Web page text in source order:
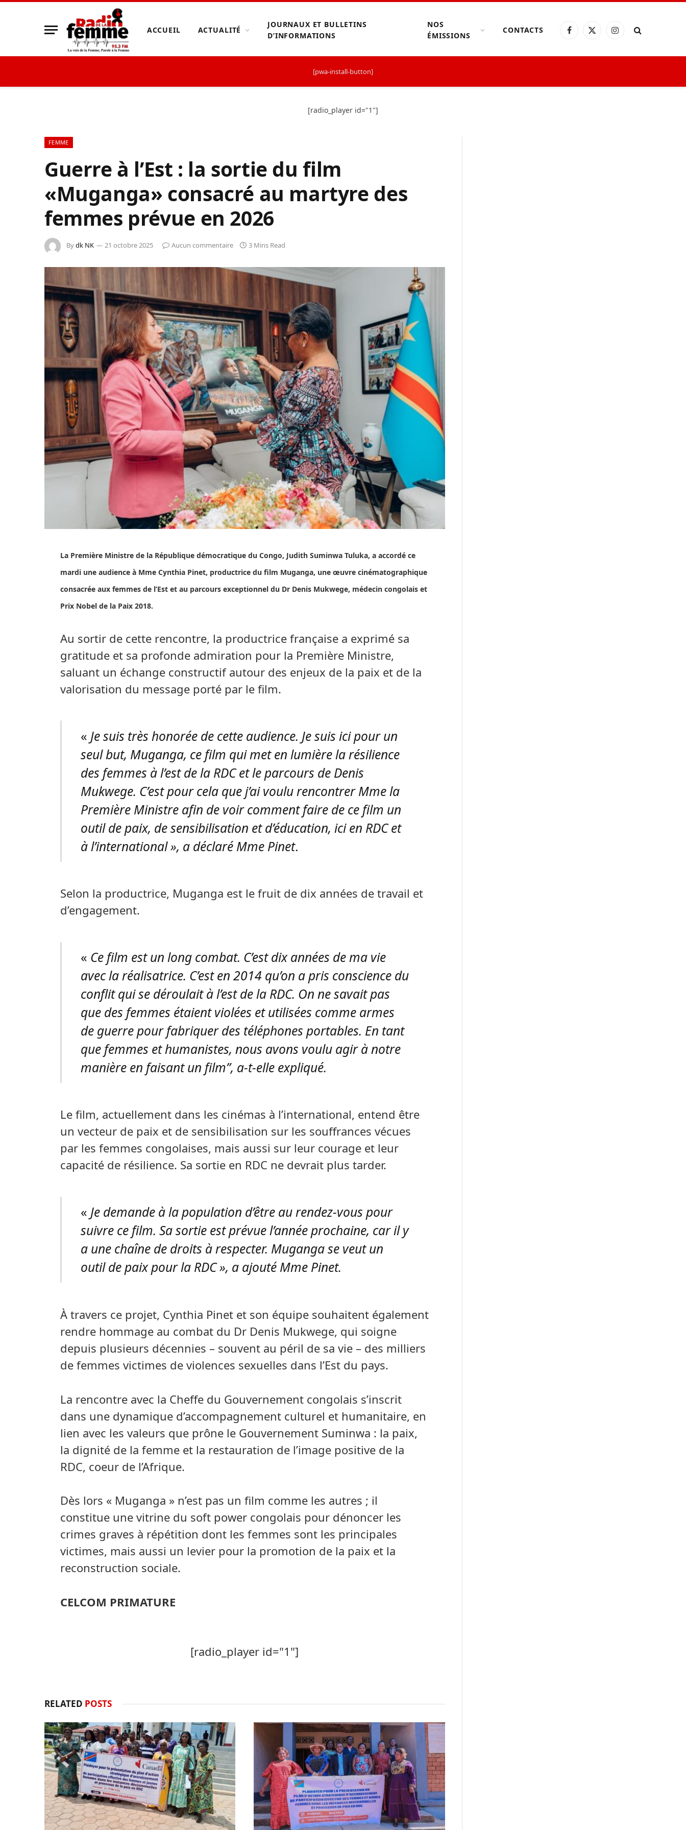
ACCUEIL ACTUALITÉ
JOURNAUX ET BULLETINS
D’INFORMATIONS
NOS
ÉMISSIONS
CONTACTS Facebook
X
Instagram
[pwa-install-button]
[radio_player id="1"]
FEMME
Guerre à l’Est : la sortie du film
«Muganga» consacré au martyre des
femmes prévue en 2026
Bydk NK 21 octobre 2025 Aucun commentaire 3 Mins Read
La Première Ministre de la République démocratique du Congo, Judith Suminwa Tuluka, a accordé ce
mardi une audience à Mme Cynthia Pinet, productrice du film Muganga, une œuvre cinématographique
consacrée aux femmes de l’Est et au parcours exceptionnel du Dr Denis Mukwege, médecin congolais et
Prix Nobel de la Paix 2018.
Au sortir de cette rencontre, la productrice française a exprimé sa
gratitude et sa profonde admiration pour la Première Ministre,
saluant un échange constructif autour des enjeux de la paix et de la
valorisation du message porté par le film.
« Je suis très honorée de cette audience. Je suis ici pour un
seul but, Muganga, ce film qui met en lumière la résilience
des femmes à l’est de la RDC et le parcours de Denis
Mukwege. C’est pour cela que j’ai voulu rencontrer Mme la
Première Ministre afin de voir comment faire de ce film un
outil de paix, de sensibilisation et d’éducation, ici en RDC et
à l’international », a déclaré Mme Pinet.
Selon la productrice, Muganga est le fruit de dix années de travail et
d’engagement.
« Ce film est un long combat. C’est dix années de ma vie
avec la réalisatrice. C’est en 2014 qu’on a pris conscience du
conflit qui se déroulait à l’est de la RDC. On ne savait pas
que des femmes étaient violées et utilisées comme armes
de guerre pour fabriquer des téléphones portables. En tant
que femmes et humanistes, nous avons voulu agir à notre
manière en faisant un film”, a-t-elle expliqué.
Le film, actuellement dans les cinémas à l’international, entend être
un vecteur de paix et de sensibilisation sur les souffrances vécues
par les femmes congolaises, mais aussi sur leur courage et leur
capacité de résilience. Sa sortie en RDC ne devrait plus tarder.
« Je demande à la population d’être au rendez-vous pour
suivre ce film. Sa sortie est prévue l’année prochaine, car il y
a une chaîne de droits à respecter. Muganga se veut un
outil de paix pour la RDC », a ajouté Mme Pinet.
À travers ce projet, Cynthia Pinet et son équipe souhaitent également
rendre hommage au combat du Dr Denis Mukwege, qui soigne
depuis plusieurs décennies – souvent au péril de sa vie – des milliers
de femmes victimes de violences sexuelles dans l’Est du pays.
La rencontre avec la Cheffe du Gouvernement congolais s’inscrit
dans une dynamique d’accompagnement culturel et humanitaire, en
lien avec les valeurs que prône le Gouvernement Suminwa : la paix,
la dignité de la femme et la restauration de l’image positive de la
RDC, coeur de l’Afrique.
Dès lors « Muganga » n’est pas un film comme les autres ; il
constitue une vitrine du soft power congolais pour dénoncer les
crimes graves à répétition dont les femmes sont les principales
victimes, mais aussi un levier pour la promotion de la paix et la
reconstruction sociale.
CELCOM PRIMATURE
[radio_player id="1"]
RELATED POSTS